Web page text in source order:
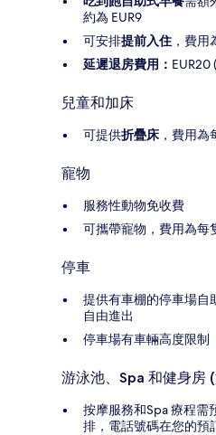
約為 EUR9
可安排提前入住 ，費
延遲退房費用： EUR20
兒童和加床
可提供折疊床 ，費用為
寵物
服務性動物免收費
可攜帶寵物，費用為每
停車
提供有車棚的停車場自
自由進出
停車場有車輛高度限制
游泳池、Spa 和健身房
按摩服務和Spa 療程需
排，電話號碼在您的預